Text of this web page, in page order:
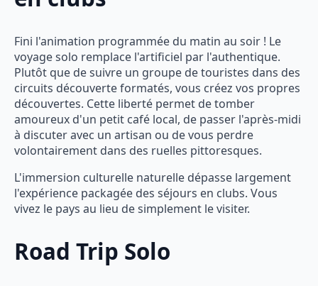
Fini l'animation programmée du matin au soir ! Le
voyage solo remplace l'artificiel par l'authentique.
Plutôt que de suivre un groupe de touristes dans des
circuits découverte formatés, vous créez vos propres
découvertes. Cette liberté permet de tomber
amoureux d'un petit café local, de passer l'après-midi
à discuter avec un artisan ou de vous perdre
volontairement dans des ruelles pittoresques.
L'immersion culturelle naturelle dépasse largement
l'expérience packagée des séjours en clubs. Vous
vivez le pays au lieu de simplement le visiter.
Road Trip Solo